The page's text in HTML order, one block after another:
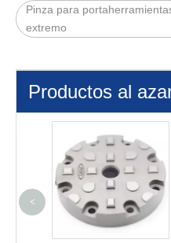
Pinza para
extremo
Productos al
<